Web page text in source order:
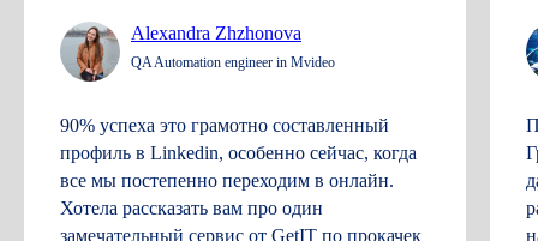
Alexandra Zhzhonova
QA Automation engineer in Mvideo
90% успеха это грамотно составленный
профиль в Linkedin, особенно сейчас, когда
все мы постепенно переходим в онлайн.
Хотела рассказать вам про один
замечательный сервис от GetIT по прокачек